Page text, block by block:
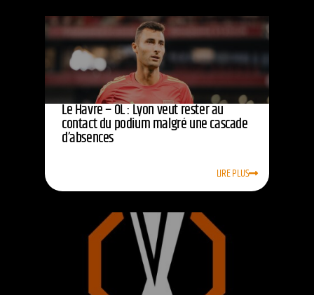
Le Havre – OL : Lyon veut rester au
contact du podium malgré une cascade
d’absences
LIRE PLUS